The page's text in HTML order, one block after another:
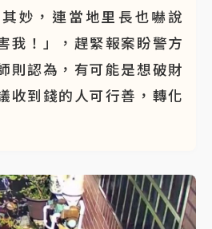
妙，連當地里長也嚇說
我！」，趕緊報案盼警方
則認為，有可能是想破財
收到錢的人可行善，轉化